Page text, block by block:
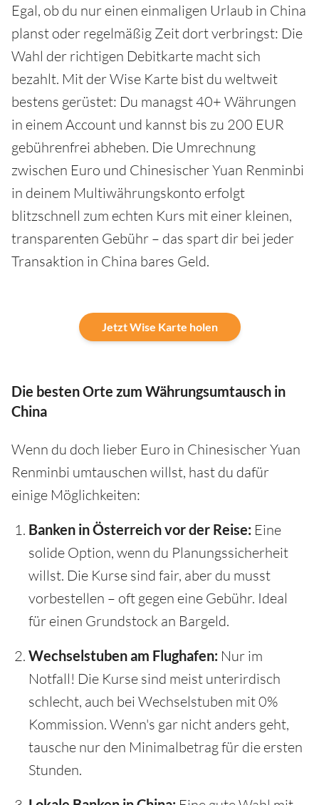
Egal, ob du nur einen einmaligen Urlaub in China
planst oder regelmäßig Zeit dort verbringst: Die
Wahl der richtigen Debitkarte macht sich
bezahlt. Mit der Wise Karte bist du weltweit
bestens gerüstet: Du managst 40+ Währungen
in einem Account und kannst bis zu 200 EUR
gebührenfrei abheben. Die Umrechnung
zwischen Euro und Chinesischer Yuan Renminbi
in deinem Multiwährungskonto erfolgt
blitzschnell zum echten Kurs mit einer kleinen,
transparenten Gebühr – das spart dir bei jeder
Transaktion in China bares Geld.
Jetzt Wise Karte holen
Die besten Orte zum Währungsumtausch in
China
Wenn du doch lieber Euro in Chinesischer Yuan
Renminbi umtauschen willst, hast du dafür
einige Möglichkeiten:
Banken in Österreich vor der Reise: Eine
solide Option, wenn du Planungssicherheit
willst. Die Kurse sind fair, aber du musst
vorbestellen – oft gegen eine Gebühr. Ideal
für einen Grundstock an Bargeld.
Wechselstuben am Flughafen: Nur im
Notfall! Die Kurse sind meist unterirdisch
schlecht, auch bei Wechselstuben mit 0%
Kommission. Wenn's gar nicht anders geht,
tausche nur den Minimalbetrag für die ersten
Stunden.